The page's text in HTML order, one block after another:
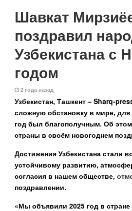
Шавкат
поздравил
Узбекистана с
годом
2 года назад
Узбекистан, Ташкент – Sharq-
сложную обстановку в мире, для
год был благополучным. Об
страны в своём новогоднем
Достижения Узбекистана стали
устойчивому развитию,
согласия в нашем обществе,
поздравлении.
«Мы объявили 2025 год в